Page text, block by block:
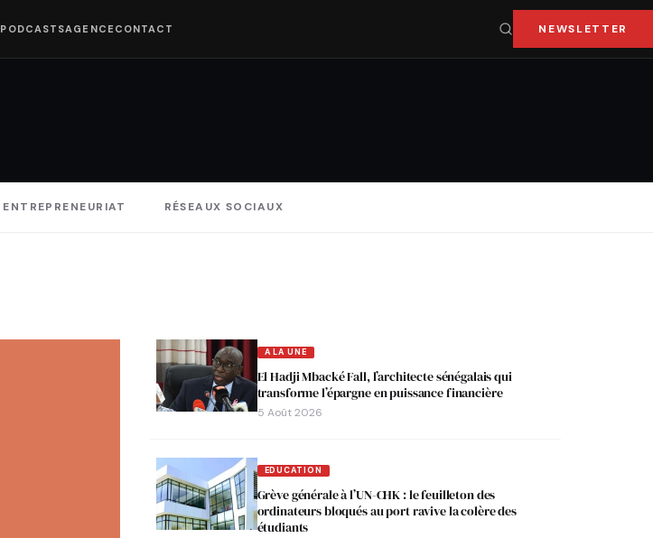
PODCASTSAGENCE CONTACT NEWSLETTER
ENTREPRENEURIAT RÉSEAUX SOCIAUX
A LA UNE
El Hadji Mbacké Fall, l’architecte sénégalais qui
transforme l’épargne en puissance financière
5 Août 2026
EDUCATION
Grève générale à l’UN-CHK : le feuilleton des
ordinateurs bloqués au port ravive la colère des
étudiants